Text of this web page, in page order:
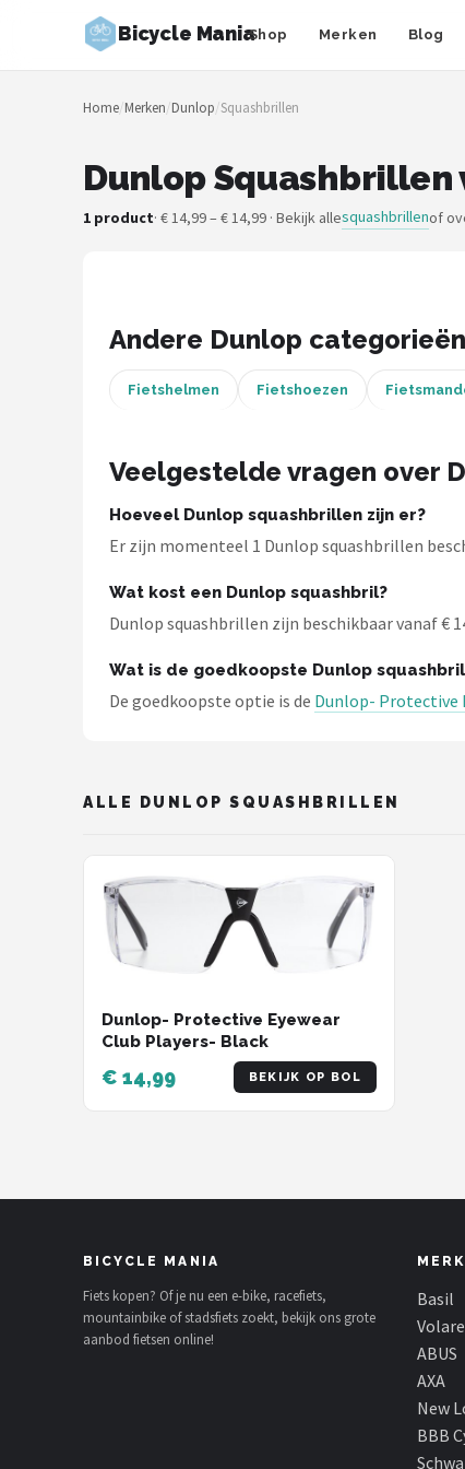
Bicycle ManiaShop Merken Blog
Zoeken
NAVIGATIE
Merken
Kinderfietsen
Elektrische fietsen
POPULAIRE MERKEN
New Looxs
BBB Cycling
Voltano
Alle merken →
Home/Merken/Dunlop/Squashbrillen
Dunlop Squashbrillen
1 product· € 14,99 – € 14,99 · Bekijk allesquashbrillenof
Andere Dunlop categorieën
Fietshelmen Fietshoezen
Veelgestelde vragen over
Hoeveel Dunlop squashbrillen zijn er?
Er zijn momenteel 1 Dunlop squashbrillen
Wat kost een Dunlop squashbril?
Dunlop squashbrillen zijn beschikbaar vanaf €
Wat is de goedkoopste Dunlop
De goedkoopste optie is de Dunlop- Protective
ALLE DUNLOP SQUASHBRILLEN
Dunlop- Protective Eyewear
Club Players- Black
€ 14,99 BEKIJK OP BOL
BICYCLE MANIA
Fiets kopen? Of je nu een e-bike, racefiets,
mountainbike of stadsfiets zoekt, bekijk ons grote
aanbod fietsen online!
Basil
Volare
ABUS
AXA
New
BBB